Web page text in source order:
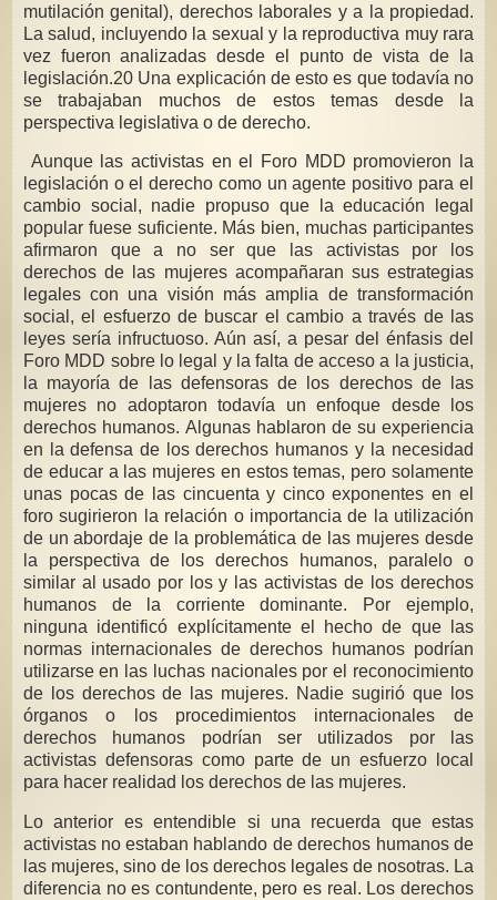
mutilación genital), derechos laborales y a la propiedad.
La salud, incluyendo la sexual y la reproductiva muy rara
vez fueron analizadas desde el punto de vista de la
legislación.20 Una explicación de esto es que todavía no
se trabajaban muchos de estos temas desde la
perspectiva legislativa o de derecho.
Aunque las activistas en el Foro MDD promovieron la
legislación o el derecho como un agente positivo para el
cambio social, nadie propuso que la educación legal
popular fuese suficiente. Más bien, muchas participantes
afirmaron que a no ser que las activistas por los
derechos de las mujeres acompañaran sus estrategias
legales con una visión más amplia de transformación
social, el esfuerzo de buscar el cambio a través de las
leyes sería infructuoso. Aún así, a pesar del énfasis del
Foro MDD sobre lo legal y la falta de acceso a la justicia,
la mayoría de las defensoras de los derechos de las
mujeres no adoptaron todavía un enfoque desde los
derechos humanos. Algunas hablaron de su experiencia
en la defensa de los derechos humanos y la necesidad
de educar a las mujeres en estos temas, pero solamente
unas pocas de las cincuenta y cinco exponentes en el
foro sugirieron la relación o importancia de la utilización
de un abordaje de la problemática de las mujeres desde
la perspectiva de los derechos humanos, paralelo o
similar al usado por los y las activistas de los derechos
humanos de la corriente dominante. Por ejemplo,
ninguna identificó explícitamente el hecho de que las
normas internacionales de derechos humanos podrían
utilizarse en las luchas nacionales por el reconocimiento
de los derechos de las mujeres. Nadie sugirió que los
órganos o los procedimientos internacionales de
derechos humanos podrían ser utilizados por las
activistas defensoras como parte de un esfuerzo local
para hacer realidad los derechos de las mujeres.
Lo anterior es entendible si una recuerda que estas
activistas no estaban hablando de derechos humanos de
las mujeres, sino de los derechos legales de nosotras. La
diferencia no es contundente, pero es real. Los derechos